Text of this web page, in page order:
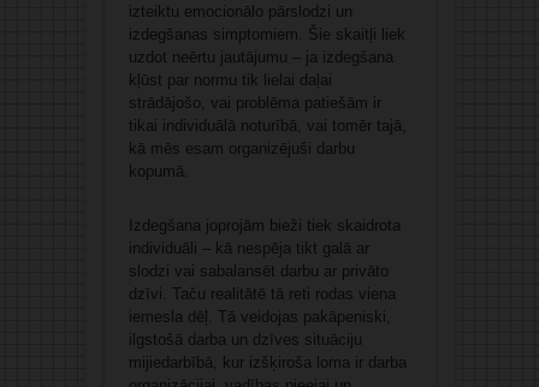
izteiktu emocionālo pārslodzi un
izdegšanas simptomiem. Šie skaitļi liek
uzdot neērtu jautājumu – ja izdegšana
kļūst par normu tik lielai daļai
strādājošo, vai problēma patiešām ir
tikai individuālā noturībā, vai tomēr tajā,
kā mēs esam organizējuši darbu
kopumā.
Izdegšana joprojām bieži tiek skaidrota
individuāli – kā nespēja tikt galā ar
slodzi vai sabalansēt darbu ar privāto
dzīvi. Taču realitātē tā reti rodas viena
iemesla dēļ. Tā veidojas pakāpeniski,
ilgstošā darba un dzīves situāciju
mijiedarbībā, kur izšķiroša loma ir darba